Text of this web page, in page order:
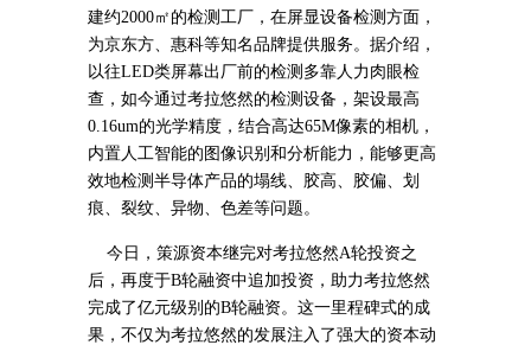
建约2000㎡的检测工厂，在屏显设备检测方面，
为京东方、惠科等知名品牌提供服务。据介绍，
以往LED类屏幕出厂前的检测多靠人力肉眼检
查，如今通过考拉悠然的检测设备，架设最高
0.16um的光学精度，结合高达65M像素的相机，
内置人工智能的图像识别和分析能力，能够更高
效地检测半导体产品的塌线、胶高、胶偏、划
痕、裂纹、异物、色差等问题。
今日，策源资本继完对考拉悠然A轮投资之
后，再度于B轮融资中追加投资，助力考拉悠然
完成了亿元级别的B轮融资。这一里程碑式的成
果，不仅为考拉悠然的发展注入了强大的资本动